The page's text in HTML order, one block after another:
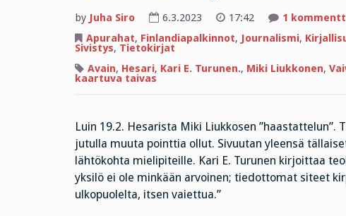
by Juha Siro 6.3.2023 17:42 1
Apurahat, Finlandiapalkinnot, Journalismi,
Sivistys, Tietokirjat
Avain, Hesari, Kari E. Turunen., Miki Liukkonen,
kaartuva taivas
Luin 19.2. Hesarista Miki Liukkosen
jutulla muuta pointtia ollut. Sivuutan yleensä
lähtökohta mielipiteille. Kari E. Turunen kirjoittaa
yksilö ei ole minkään arvoinen; tiedottomat siteet
ulkopuolelta, itsen vaiettua.”